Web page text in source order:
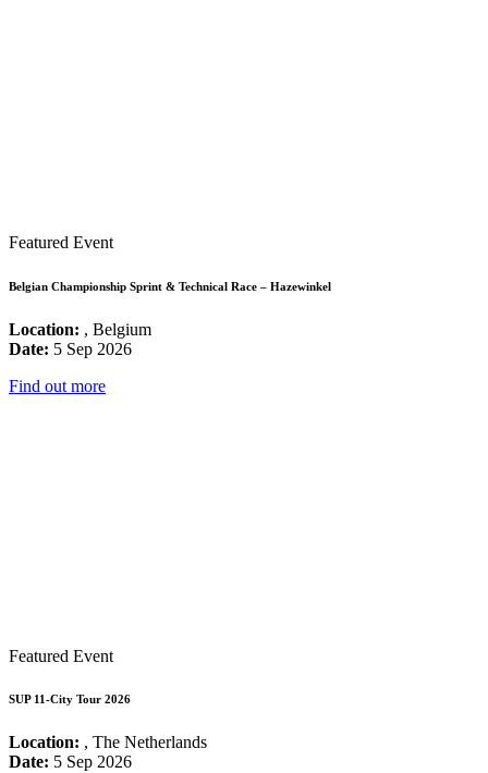
Featured Event
Belgian Championship Sprint & Technical Race – Hazewinkel
Location: , Belgium
Date: 5 Sep 2026
Find out more
Featured Event
SUP 11-City Tour 2026
Location: , The Netherlands
Date: 5 Sep 2026